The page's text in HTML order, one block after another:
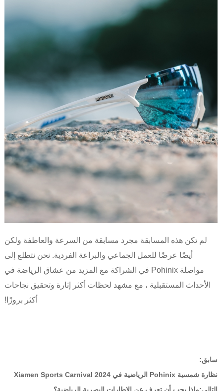
لم تكن هذه المسابقة مجرد مسابقة من السرعة والعاطفة ولكن
أيضًا عرضًا للعمل الجماعي والبراعة الفردية. نحن نتطلع إلى
مواصلة Pohinix في الشراكة مع المزيد من عشاق الرياضة في
الأحداث المستقبلية ، مع مشهد لحظات أكثر إثارة وتحقيق نجاحات
أكثر بروزًا!
سابق:
نظارة شمسية Pohinix الرياضية في Xiamen Sports Carnival 2024
التالي:ماذا يجب أن تعرف عن الإطارات البصرية الرياضية؟